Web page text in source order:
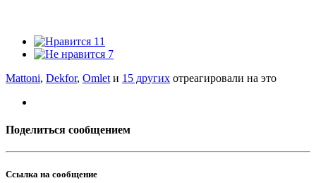
11
7
Mattoni, Dekfor, Omlet и 15 других отреагировали на это
Поделиться сообщением
Ссылка на сообщение